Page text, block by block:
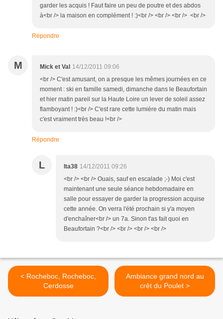
garder les acquis ! Faut faire un peu de poutre et des abdos
à<br /> la maison en complément ! :)<br /> <br /> <br /> <br />
Répondre
M Mick et Val 14/12/2011 09:06
<br /> C'est amusant, on a presque les mêmes journées en ce
moment : ski en famille samedi, dimanche dans le Beaufortain
et hier matin pareil sur la Haute Loire un lever de soleil assez
flamboyant ! :)<br /> C'est rare cette lumière du matin mais
c'est vraiment très beau !<br />
Répondre
L lta38 14/12/2011 09:26
<br /> <br /> Ouais, sauf en escalade ;-) Moi c'est
maintenant une seule séance hebdomadaire en
salle pour essayer de garder la progression acquise
cette année. On verra l'été prochain si y'a moyen
d'enchaîner<br /> un 7a. Sinon t'as fait quoi en
Beaufortain ?<br /> <br /> <br /> <br />
< Rocheboc, Rocheboc,
Cerdosse
Ambiance grand nord au
crêt du Poulet >